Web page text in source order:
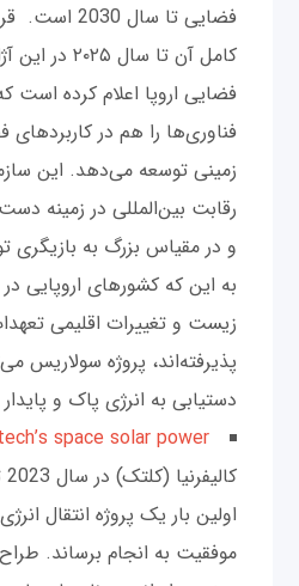
فضایی تا
کامل آن تا
فضایی اروپا اعلام کرده است
فناوری‌ها را هم در
زمینی توسعه ‌می‌دهد. این
رقابت بین‌المللی در زمینه
و در مقیاس بزرگ به بازیگری
به این که کشورهای اروپایی
زیست و تغییرات اقلیمی
پذیرفته‌اند، پروژه سولاریس
دستیابی به انرژی پاک و
space solar power
اولین بار یک پروژه انتقال
موفقیت به انجام برساند.